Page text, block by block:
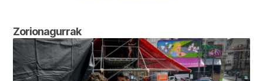
Zorionagurrak